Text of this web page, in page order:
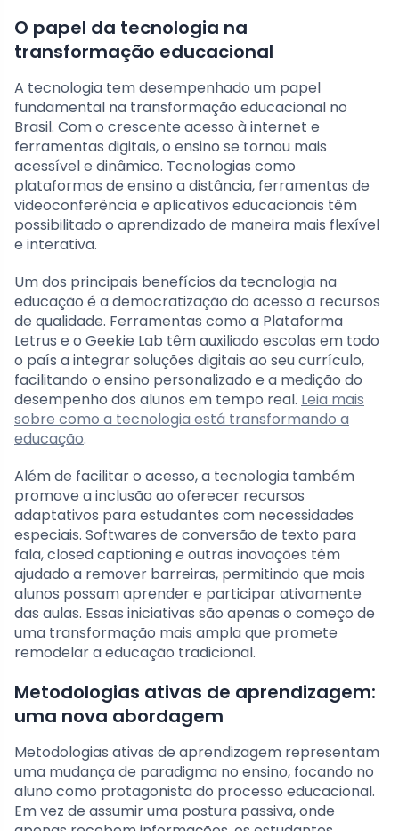
O papel da tecnologia na
transformação educacional
A tecnologia tem desempenhado um papel
fundamental na transformação educacional no
Brasil. Com o crescente acesso à internet e
ferramentas digitais, o ensino se tornou mais
acessível e dinâmico. Tecnologias como
plataformas de ensino a distância, ferramentas de
videoconferência e aplicativos educacionais têm
possibilitado o aprendizado de maneira mais flexível
e interativa.
Um dos principais benefícios da tecnologia na
educação é a democratização do acesso a recursos
de qualidade. Ferramentas como a Plataforma
Letrus e o Geekie Lab têm auxiliado escolas em todo
o país a integrar soluções digitais ao seu currículo,
facilitando o ensino personalizado e a medição do
desempenho dos alunos em tempo real. Leia mais
sobre como a tecnologia está transformando a
educação.
Além de facilitar o acesso, a tecnologia também
promove a inclusão ao oferecer recursos
adaptativos para estudantes com necessidades
especiais. Softwares de conversão de texto para
fala, closed captioning e outras inovações têm
ajudado a remover barreiras, permitindo que mais
alunos possam aprender e participar ativamente
das aulas. Essas iniciativas são apenas o começo de
uma transformação mais ampla que promete
remodelar a educação tradicional.
Metodologias ativas de aprendizagem:
uma nova abordagem
Metodologias ativas de aprendizagem representam
uma mudança de paradigma no ensino, focando no
aluno como protagonista do processo educacional.
Em vez de assumir uma postura passiva, onde